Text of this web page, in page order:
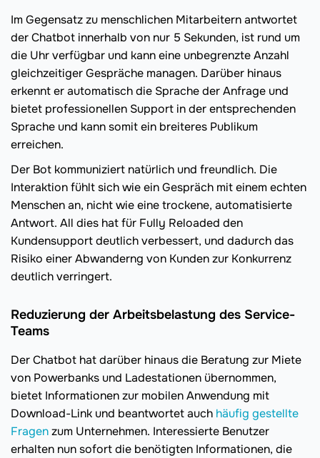
Im Gegensatz zu menschlichen Mitarbeitern antwortet
der Chatbot innerhalb von nur 5 Sekunden, ist rund um
die Uhr verfügbar und kann eine unbegrenzte Anzahl
gleichzeitiger Gespräche managen. Darüber hinaus
erkennt er automatisch die Sprache der Anfrage und
bietet professionellen Support in der entsprechenden
Sprache und kann somit ein breiteres Publikum
erreichen.
Der Bot kommuniziert natürlich und freundlich. Die
Interaktion fühlt sich wie ein Gespräch mit einem echten
Menschen an, nicht wie eine trockene, automatisierte
Antwort. All dies hat für Fully Reloaded den
Kundensupport deutlich verbessert, und dadurch das
Risiko einer Abwanderng von Kunden zur Konkurrenz
deutlich verringert.
Reduzierung der Arbeitsbelastung des Service-
Teams
Der Chatbot hat darüber hinaus die Beratung zur Miete
von Powerbanks und Ladestationen übernommen,
bietet Informationen zur mobilen Anwendung mit
Download-Link und beantwortet auch häufig gestellte
Fragenzum Unternehmen. Interessierte Benutzer
erhalten nun sofort die benötigten Informationen, die